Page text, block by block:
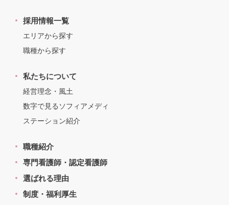
採用情報一覧
エリアから探す
職種から探す
私たちについて
経営理念・風土
数字で見るソフィアメディ
ステーション紹介
職種紹介
専門看護師・認定看護師
選ばれる理由
制度・福利厚生